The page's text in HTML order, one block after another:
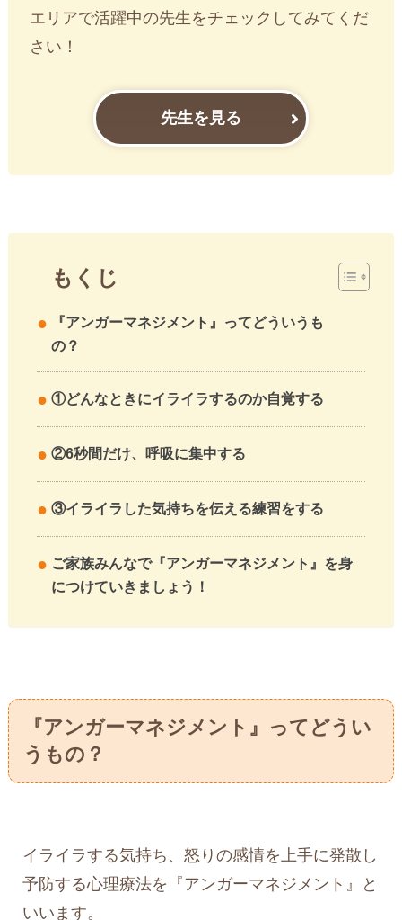
エリアで活躍中の先生をチェックしてみてくだ
さい！
先生を見る
もくじ
『アンガーマネジメント』ってどういうも
の？
①どんなときにイライラするのか自覚する
②6秒間だけ、呼吸に集中する
③イライラした気持ちを伝える練習をする
ご家族みんなで『アンガーマネジメント』を身
につけていきましょう！
『アンガーマネジメント』ってどうい
うもの？
イライラする気持ち、怒りの感情を上手に発散し
予防する心理療法を『アンガーマネジメント』と
いいます。